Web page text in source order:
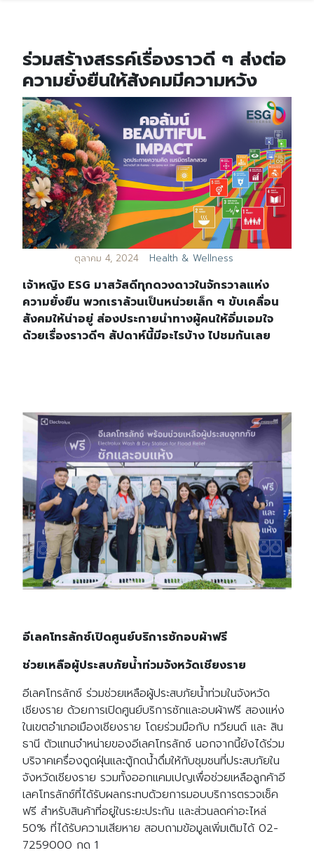
ร่วมสร้างสรรค์เรื่องราวดี ๆ ส่งต่อ
ความยั่งยืนให้สังคมมีความหวัง
ตุลาคม 4, 2024 Health & Wellness
เจ้าหญิง ESG มาสวัสดีทุกดวงดาวในจักรวาลแห่ง
ความยั่งยืน พวกเราล้วนเป็นหน่วยเล็ก ๆ ขับเคลื่อน
สังคมให้น่าอยู่ ส่องประกายนำทางผู้คนให้อิ่มเอมใจ
ด้วยเรื่องราวดีๆ สัปดาห์นี้มีอะไรบ้าง ไปชมกันเลย
อีเลคโทรลักซ์เปิดศูนย์บริการซักอบผ้าฟรี
ช่วยเหลือผู้ประสบภัยน้ำท่วมจังหวัดเชียงราย
อีเลคโทรลักซ์ ร่วมช่วยเหลือผู้ประสบภัยน้ำท่วมในจังหวัด
เชียงราย ด้วยการเปิดศูนย์บริการซักและอบผ้าฟรี สองแห่ง
ในเขตอำเภอเมืองเชียงราย โดยร่วมมือกับ ทวียนต์ และ สิน
ธานี ตัวแทนจำหน่ายของอีเลคโทรลักซ์ นอกจากนี้ยังได้ร่วม
บริจาคเครื่องดูดฝุ่นและตู้กดน้ำดื่มให้กับชุมชนที่ประสบภัยใน
จังหวัดเชียงราย รวมทั้งออกแคมเปญเพื่อช่วยเหลือลูกค้าอี
เลคโทรลักซ์ที่ได้รับผลกระทบด้วยการมอบบริการตรวจเช็ค
ฟรี สำหรับสินค้าที่อยู่ในระยะประกัน และส่วนลดค่าอะไหล่
50% ที่ได้รับความเสียหาย สอบถามข้อมูลเพิ่มเติมได้ 02-
7259000 กด 1